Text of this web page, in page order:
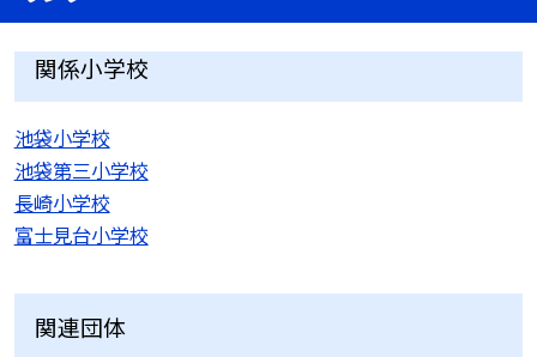
関係小学校
池袋小学校
池袋第三小学校
長崎小学校
富士見台小学校
関連団体